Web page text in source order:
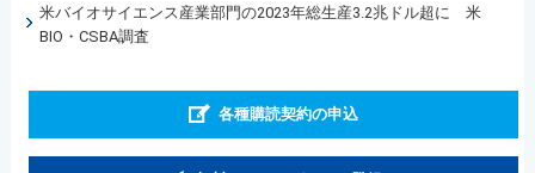
米バイオサイエンス産業部門の2023年総生産3.2兆ドル超に 米
BIO・CSBA調査
各種購読契約の申込